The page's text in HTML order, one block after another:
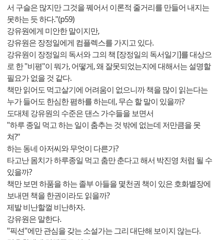
서 구슬은 많지만 그것을 꿰어서 이론적 줄거리를 만들어 내지는
못하는 듯 하다."(p59)
강유원에게 미안한 말이지만,
강유원은 장정일에게 컴플렉스를 가지고 있다.
강유원이 장정일의 독서와 그의 책 [장정일의 독서일기]를 대상으
로 한 "비평"이 뭐가, 어떻게, 왜 잘못되었는지에 대해서는 설명할
필요가 없을 것 같다.
책만 읽어도 먹고살기에 어려움이 없으니까 책을 많이 읽는다는
누가 들어도 한심한 폄하를 하는데, 무슨 할 말이 있을까?
도대체 강유원의 수준은 댄스 가수들을 보면서
"하루 종일 먹고 하는 일이 춤추는 것 밖에 없는데 저만큼을 못
쳐?"
하는 동네 아저씨와 무엇이 다른가?
타고난 몸치가 하루종일 먹고 춤만 춘다고 해서 박진영 처럼 될 수
있을까?
책만 보면 하품을 하는 졸부 아들을 몇천권 책이 있은 호화별장에
보내면 책을 한권이라도 읽을까?
제발 비난할껄 비난하자.
강유원은 말한다.
"픽션"에만 관심을 갖는 소설가는 그리 대단해 보이지 않는다.